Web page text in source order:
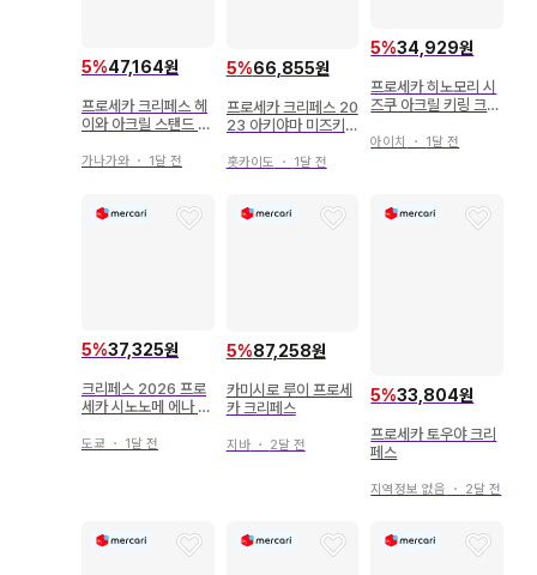
5%47,164원
프로세카 크리페스 헤
이와 아크릴 스탠드 봉
가나가와 ・ 1달 전
5%66,855원
프로세카 크리페스 20
23 아키야마 미즈키
홋카이도 ・ 1달 전
5%34,929원
프로세카 히노모리 시
즈쿠 아크릴 키링 크리
리페스
아이치 ・ 1달 전
5%37,325원
크리페스 2026 프로
세카 시노노메 에나 아
도쿄 ・ 1달 전
5%87,258원
카미시로 루이 프로세
카 크리페스
지바・ 2달 전
5%33,804원
프로세카 토우야 크리
페스
지역정보 없음 ・ 2달 전